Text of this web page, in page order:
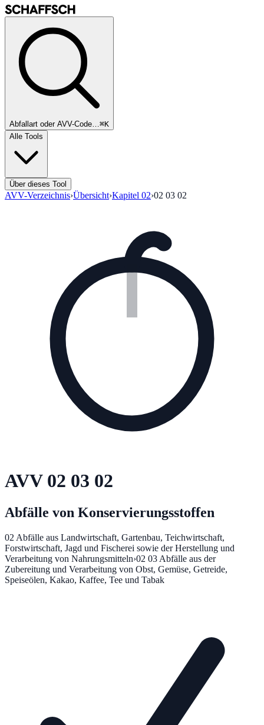
Abfallart oder AVV-Code…⌘K
Alle Tools
Über dieses Tool
AVV-Verzeichnis›Übersicht›Kapitel 02›02 03 02
AVV 02 03 02
Abfälle von Konservierungsstoffen
02 Abfälle aus Landwirtschaft, Gartenbau, Teichwirtschaft,
Forstwirtschaft, Jagd und Fischerei sowie der Herstellung und
Verarbeitung von Nahrungsmitteln›02 03 Abfälle aus der
Zubereitung und Verarbeitung von Obst, Gemüse, Getreide,
Speiseölen, Kakao, Kaffee, Tee und Tabak